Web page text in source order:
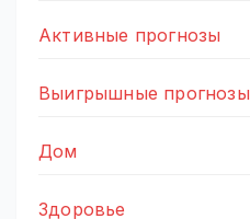
Активные прогнозы
Выигрышные прогнозы
Дом
Здоровье